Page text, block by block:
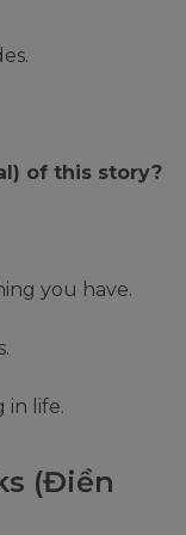
of this story?
you have.
in life.
(Điền